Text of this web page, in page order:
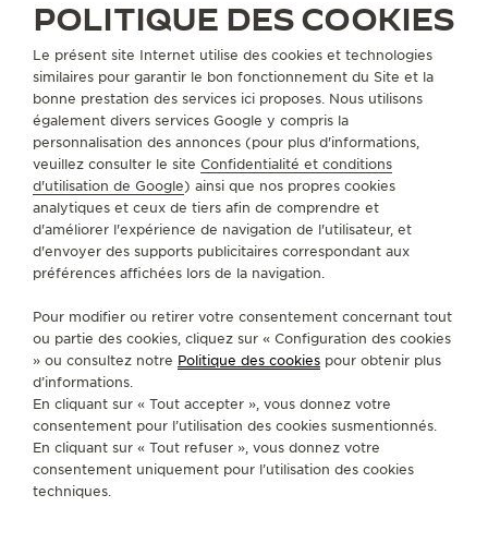
BRACELETSQC137Y2Z
SUIVEZ-NOUS
S'INSCRIRE À LA NEWSLETTER
A PROPOS DE NOUS
SERVICES
CONTACT
POLITIQUE DES COOKIES
Le présent site Internet utilise des cookies et technologies
similaires pour garantir le bon fonctionnement du Site et la
bonne prestation des services ici proposes. Nous utilisons
également divers services Google y compris la
personnalisation des annonces (pour plus d'informations,
veuillez consulter le site Confidentialité et conditions
d'utilisation de Google) ainsi que nos propres cookies
analytiques et ceux de tiers afin de comprendre et
d'améliorer l'expérience de navigation de l'utilisateur, et
d'envoyer des supports publicitaires correspondant aux
préférences affichées lors de la navigation.
Pour modifier ou retirer votre consentement concernant tout
ou partie des cookies, cliquez sur « Configuration des cookies
» ou consultez notre Politique des cookies pour obtenir plus
d’informations.
En cliquant sur « Tout accepter », vous donnez votre
consentement pour l’utilisation des cookies susmentionnés.
En cliquant sur « Tout refuser », vous donnez votre
consentement uniquement pour l’utilisation des cookies
techniques.